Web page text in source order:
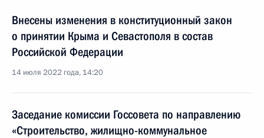
Внесены изменения в конституционный закон
о принятии Крыма и Севастополя в состав
Российской Федерации
14 июля 2022 года, 14:20
Заседание комиссии Госсовета по направлению
«Строительство, жилищно-коммунальное